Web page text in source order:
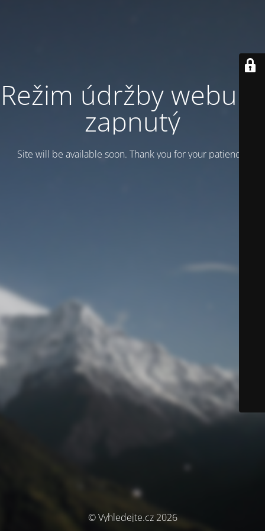
Režim údržby webu je
zapnutý
Site will be available soon. Thank you for your patience!
© Vyhledejte.cz 2026